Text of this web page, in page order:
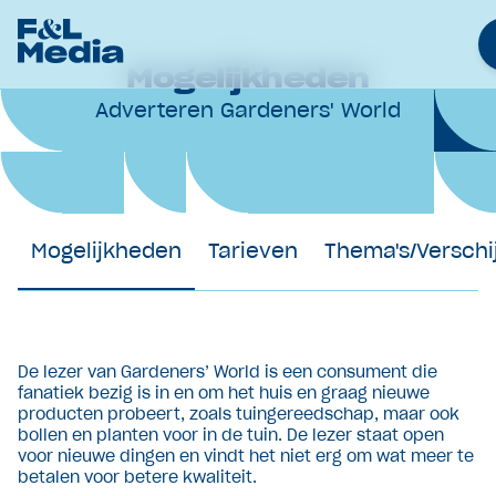
Merken
Samenwerkingen
Werken bij
Over Ons
Adverteren
Mogelijkheden
Adverteren Gardeners' World
Mogelijkheden Tarieven Thema's/
De lezer van Gardeners’ World is een consument die
fanatiek bezig is in en om het huis en graag nieuwe
producten probeert, zoals tuingereedschap, maar ook
bollen en planten voor in de tuin. De lezer staat open
voor nieuwe dingen en vindt het niet erg om wat meer te
betalen voor betere kwaliteit.